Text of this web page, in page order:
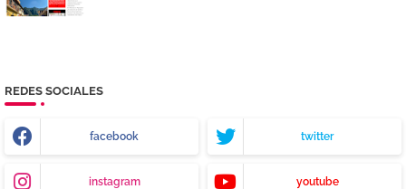
REDES SOCIALES
facebook twitter
instagram youtube